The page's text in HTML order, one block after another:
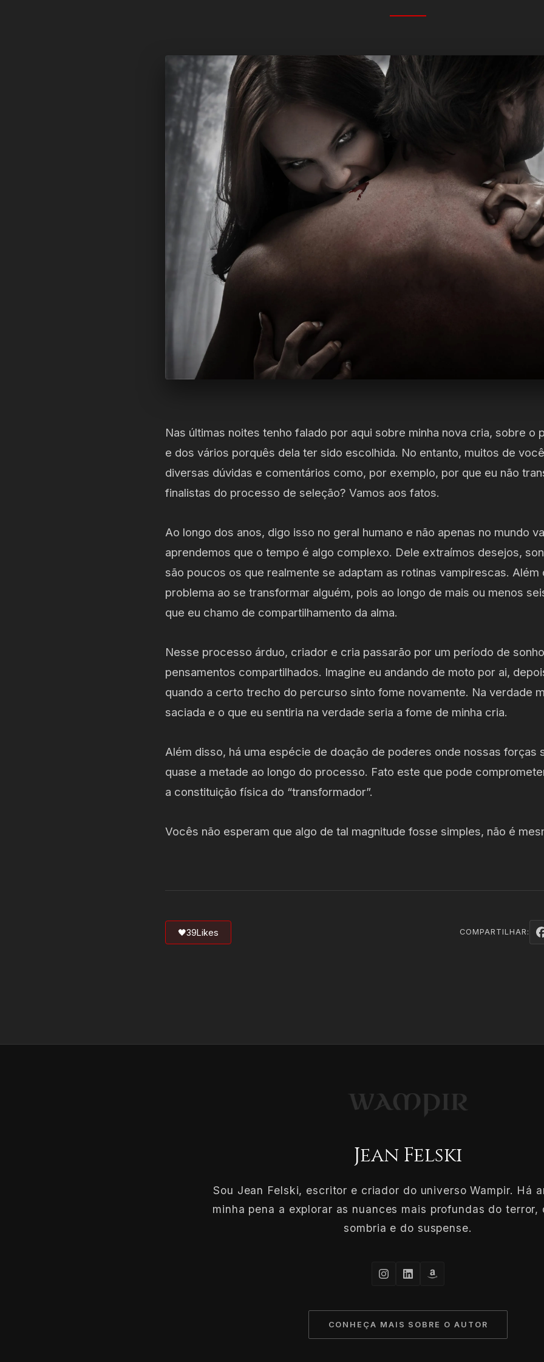
Nas últimas noites tenho falado por aqui sobre minha nova cria, sobre o
e dos vários porquês dela ter sido escolhida. No entanto, muitos de
diversas dúvidas e comentários como, por exemplo, por que eu não
finalistas do processo de seleção? Vamos aos fatos.
Ao longo dos anos, digo isso no geral humano e não apenas no mundo
aprendemos que o tempo é algo complexo. Dele extraímos desejos,
são poucos os que realmente se adaptam as rotinas vampirescas. Além
problema ao se transformar alguém, pois ao longo de mais ou menos
que eu chamo de compartilhamento da alma.
Nesse processo árduo, criador e cria passarão por um período de
pensamentos compartilhados. Imagine eu andando de moto por ai,
quando a certo trecho do percurso sinto fome novamente. Na verdade
saciada e o que eu sentiria na verdade seria a fome de minha cria.
Além disso, há uma espécie de doação de poderes onde nossas forças
quase a metade ao longo do processo. Fato este que pode
a constituição física do “transformador”.
Vocês não esperam que algo de tal magnitude fosse simples, não é
🖤39Likes COMPARTILHAR:
Jean Felski
Sou Jean Felski, escritor e criador do universo Wampir. Há
minha pena a explorar as nuances mais profundas do terror,
sombria e do suspense.
CONHEÇA MAIS SOBRE O AUTOR